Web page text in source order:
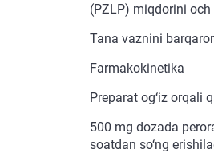
(PZLP) miqdorini
Tana vaznini
Farmakokinetika
Preparat og‘iz orqali
500 mg dozada
soatdan so‘ng